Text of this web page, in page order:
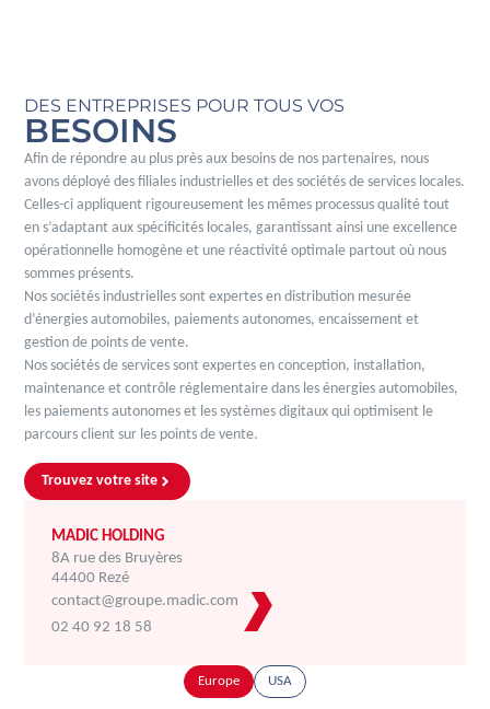
Europe USA
DES ENTREPRISES POUR TOUS VOS
BESOINS
Afin de répondre au plus près aux besoins de nos partenaires, nous
avons déployé des filiales industrielles et des sociétés de services locales.
Celles-ci appliquent rigoureusement les mêmes processus qualité tout
en s’adaptant aux spécificités locales, garantissant ainsi une excellence
opérationnelle homogène et une réactivité optimale partout où nous
sommes présents.
Nos sociétés industrielles sont expertes en distribution mesurée
d’énergies automobiles, paiements autonomes, encaissement et
gestion de points de vente.
Nos sociétés de services sont expertes en conception, installation,
maintenance et contrôle réglementaire dans les énergies automobiles,
les paiements autonomes et les systèmes digitaux qui optimisent le
parcours client sur les points de vente.
Trouvez votre site
MADIC HOLDING
8A rue des Bruyères
44400 Rezé
contact@groupe.madic.com
02 40 92 18 58